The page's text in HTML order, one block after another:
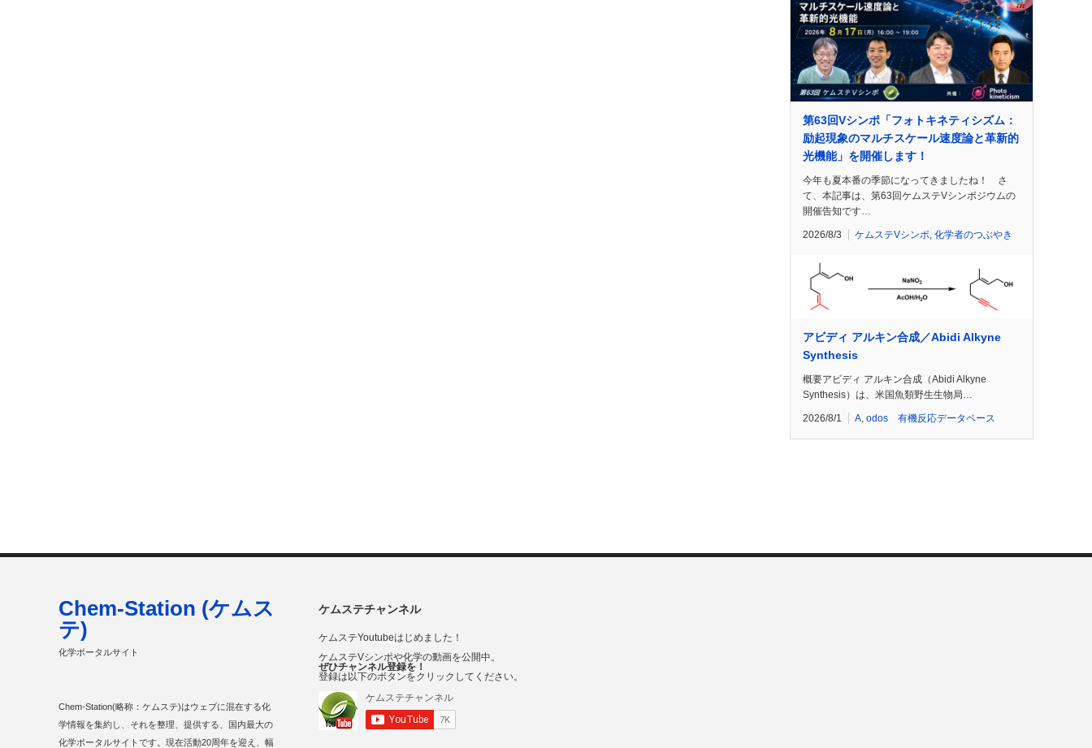
第63回Vシンポ「フォトキネティシズム：
励起現象のマルチスケール速度論と革新的
光機能」を開催します！
今年も夏本番の季節になってきましたね！ さ
て、本記事は、第63回ケムステVシンポジウムの
開催告知です…
2026/8/3 ケムステVシンポ, 化学者のつぶやき
アビディ アルキン合成／Abidi Alkyne
Synthesis
概要アビディ アルキン合成（Abidi Alkyne
Synthesis）は、米国魚類野生生物局…
2026/8/1 A, odos 有機反応データベース
ケムステチャンネル
ケムステYoutubeはじめました！
ケムステVシンポや化学の動画を公開中。
ぜひチャンネル登録を！
登録は以下のボタンをクリックしてください。
Chem-Station (ケムス
テ)
化学ポータルサイト
Chem-Station(略称：ケムステ)はウェブに混在する化
学情報を集約し、それを整理、提供する、国内最大の
化学ポータルサイトです。現在活動20周年を迎え、幅